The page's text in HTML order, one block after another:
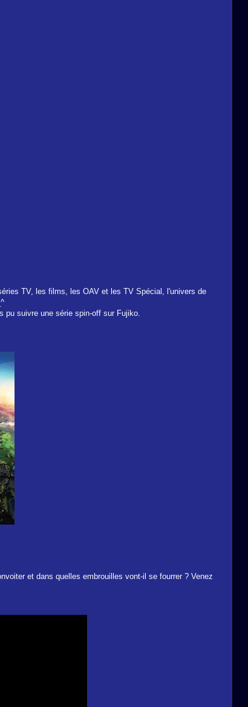
TV, les films, les OAV et les TV Spécial, l'univers de
pu suivre une série spin-off sur Fujiko.
et dans quelles embrouilles vont-il se fourrer ? Venez